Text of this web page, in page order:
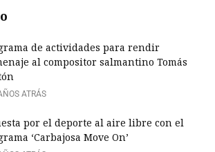
de actividades para rendir
al compositor salmantino Tomás
ATRÁS
por el deporte al aire libre con el
‘Carbajosa Move On’